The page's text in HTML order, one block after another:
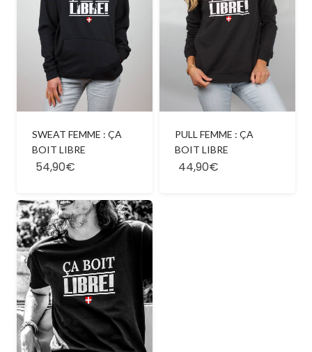
SWEAT FEMME : ÇA
BOIT LIBRE
54,90€
PULL FEMME : ÇA
BOIT LIBRE
44,90€